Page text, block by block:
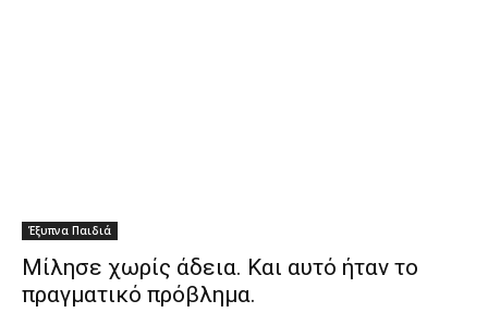
Έξυπνα Παιδιά
Μίλησε χωρίς άδεια. Και αυτό ήταν το
πραγματικό πρόβλημα.